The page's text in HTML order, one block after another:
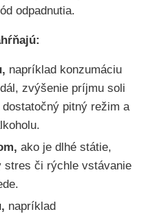
odpadnutia.
napríklad konzumáciu
zvýšenie príjmu soli
pitný režim a
ako je dlhé státie,
stres či rýchle vstávanie
napríklad